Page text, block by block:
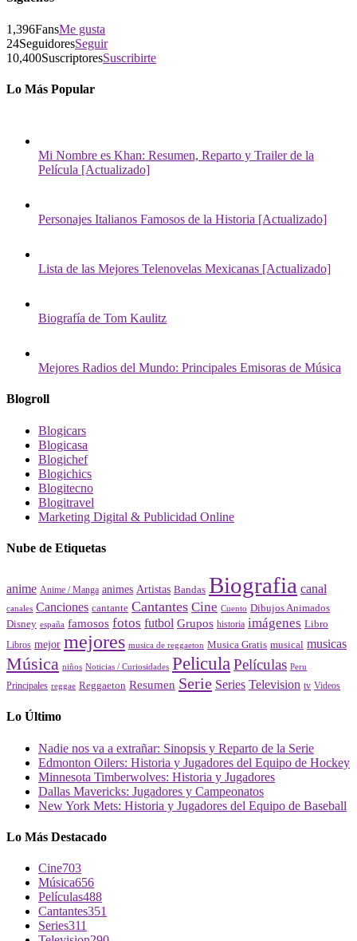
1,396FansMe gusta
24SeguidoresSeguir
10,400SuscriptoresSuscribirte
Lo Más Popular
Mi Nombre es Khan: Resumen, Reparto y Trailer de la
Película [Actualizado]
Personajes Italianos Famosos de la Historia [Actualizado]
Lista de las Mejores Telenovelas Mexicanas [Actualizado]
Biografía de Tom Kaulitz
Mejores Radios del Mundo: Principales Emisoras de Música
Blogroll
Blogicars
Blogicasa
Blogichef
Blogichics
Blogitecno
Blogitravel
Marketing Digital & Publicidad Online
Nube de Etiquetas
anime Anime / Manga animes Artistas Bandas Biografia canal
canales Canciones cantante Cantantes Cine Cuento Dibujos Animados
Disney españa famosos fotos futbol Grupos historia imágenes Libro
Libros mejor mejores musica de reggaeton Musica Gratis musical musicas
Música niños Noticias / Curiosidades Pelicula Películas Peru
Principales reggae Reggaeton Resumen Serie Series Television tv Videos
Lo Último
Nadie nos va a extrañar: Sinopsis y Reparto de la Serie
Edmonton Oilers: Historia y Jugadores del Equipo de Hockey
Minnesota Timberwolves: Historia y Jugadores
Dallas Mavericks: Jugadores y Campeonatos
New York Mets: Historia y Jugadores del Equipo de Baseball
Lo Más Destacado
Cine703
Música656
Películas488
Cantantes351
Series311